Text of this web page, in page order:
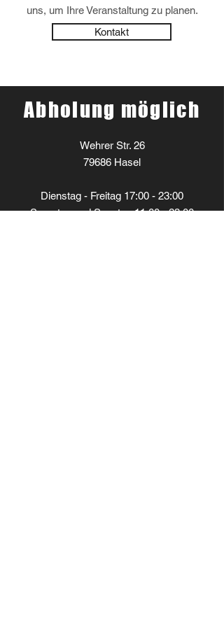
uns, um Ihre Veranstaltung zu planen.
Kontakt
Abholung möglich
Wehrer Str. 26
79686 Hasel
Dienstag - Freitag 17:00 - 23:00
Samstag und Sonntag 11:00 - 23:00